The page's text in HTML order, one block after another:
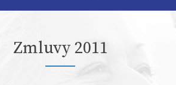
Zmluvy 2011